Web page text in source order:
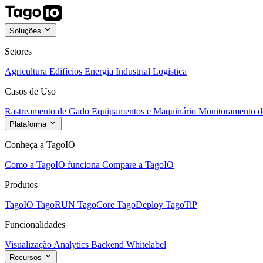
Soluções
Setores
Agricultura Edifícios Energia Industrial Logística
Casos de Uso
Rastreamento de Gado Equipamentos e Maquinário Monitoramento
Plataforma
Conheça a TagoIO
Como a TagoIO funciona Compare a TagoIO
Produtos
TagoIO TagoRUN TagoCore TagoDeploy TagoTiP
Funcionalidades
Visualização Analytics Backend Whitelabel
Recursos